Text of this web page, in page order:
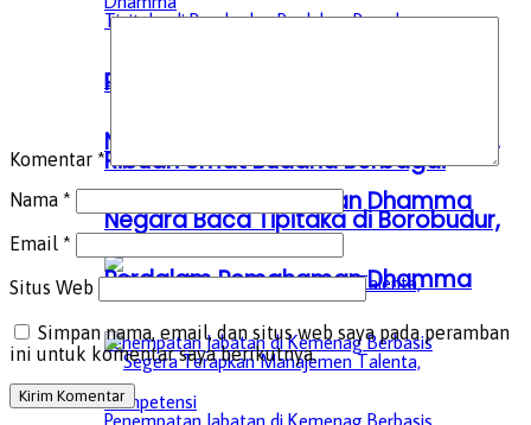
Ribuan Umat Buddha Berbagai
Negara Baca Tipitaka di Borobudur,
Perdalam Pemahaman Dhamma
Ribuan Umat Buddha Berbagai
Negara Baca Tipitaka di Borobudur,
Perdalam Pemahaman Dhamma
Komentar *
Nama *
Email *
Situs Web
Simpan nama, email, dan situs web saya pada peramban
ini untuk komentar saya berikutnya.